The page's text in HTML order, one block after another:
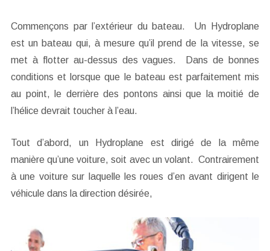
Commençons par l’extérieur du bateau. Un Hydroplane
est un bateau qui, à mesure qu’il prend de la vitesse, se
met à flotter au-dessus des vagues. Dans de bonnes
conditions et lorsque que le bateau est parfaitement mis
au point, le derrière des pontons ainsi que la moitié de
l’hélice devrait toucher à l’eau.
Tout d’abord, un Hydroplane est dirigé de la même
manière qu’une voiture, soit avec un volant. Contrairement
à une voiture sur laquelle les roues d’en avant dirigent le
véhicule dans la direction désirée,